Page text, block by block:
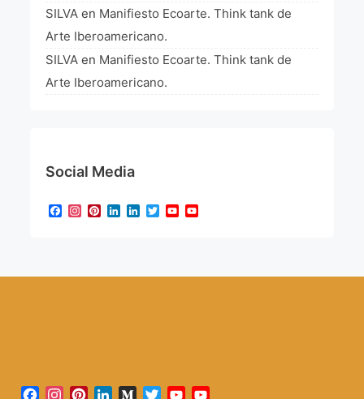
SILVA en Manifiesto Ecoarte. Think tank de
Arte Iberoamericano.
SILVA en Manifiesto Ecoarte. Think tank de
Arte Iberoamericano.
Social Media
Facebook
Instagram
Pinterest
LinkedIn
LinkedIn
TwitterYouTube
Facebook
Instagram
PinterestLinkedInMediumTwitterYouTube